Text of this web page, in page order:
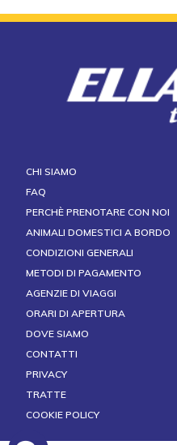
CHI SIAMO
FAQ
PERCHÈ PRENOTARE CON NOI
ANIMALI DOMESTICI A BORDO
CONDIZIONI GENERALI
METODI DI PAGAMENTO
AGENZIE DI VIAGGI
ORARI DI APERTURA
DOVE SIAMO
CONTATTI
PRIVACY
TRATTE
COOKIE POLICY